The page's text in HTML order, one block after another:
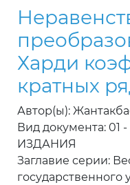
Харди
кратных
Автор(ы):
Вид документа:
ИЗДАНИЯ
Заглавие серии:
государственного